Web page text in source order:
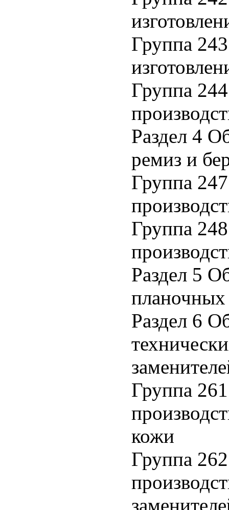
Группа
Группа
Раздел 4
ремиз и
Группа
Группа
Раздел 5
планочных
Раздел 6
Группа
кожи
Группа